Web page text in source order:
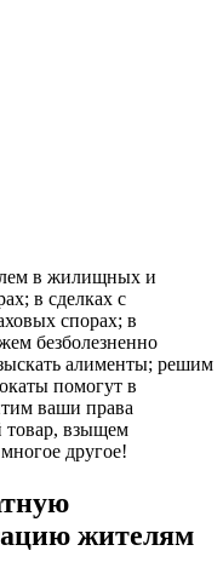
в жилищных и
в сделках с
спорах; в
безболезненно
алименты; решим
помогут в
ваши права
товар, взыщем
другое!
жителям